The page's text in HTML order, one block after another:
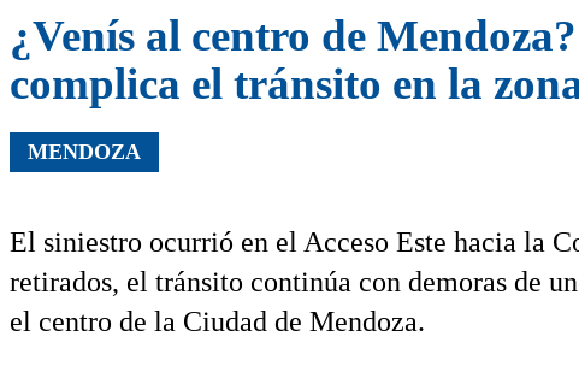
¿Venís al centro de
complica el tránsito en la
MENDOZA
El siniestro ocurrió en el Acceso Este hacia la
retirados, el tránsito continúa con demoras de
el centro de la Ciudad de Mendoza.